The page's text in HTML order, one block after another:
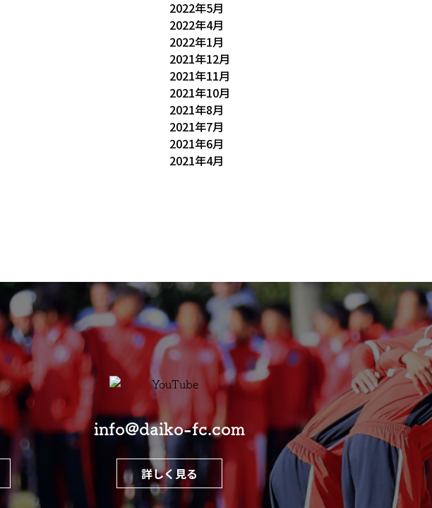
2022年5月
2022年4月
2022年1月
2021年12月
2021年11月
2021年10月
2021年8月
2021年7月
2021年6月
2021年4月
info@daiko-fc.com
詳しく見る